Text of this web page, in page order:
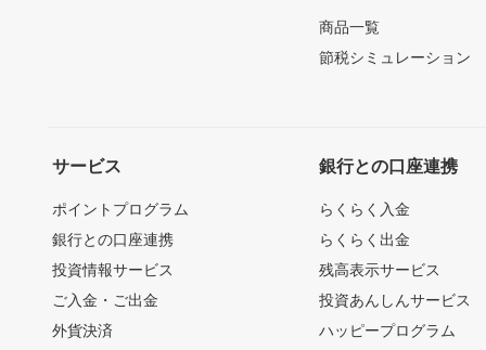
商品一覧
節税シミュレーション
サービス
ポイントプログラム
銀行との口座連携
投資情報サービス
ご入金・ご出金
外貨決済
銀行との口座連携
らくらく入金
らくらく出金
残高表示サービス
投資あんしんサービス
ハッピープログラム